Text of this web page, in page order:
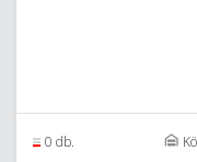
0 db.